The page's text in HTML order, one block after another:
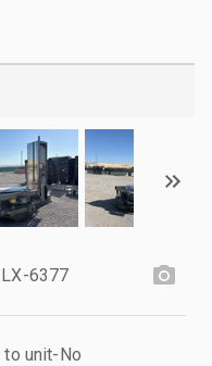
6377
to unit-No